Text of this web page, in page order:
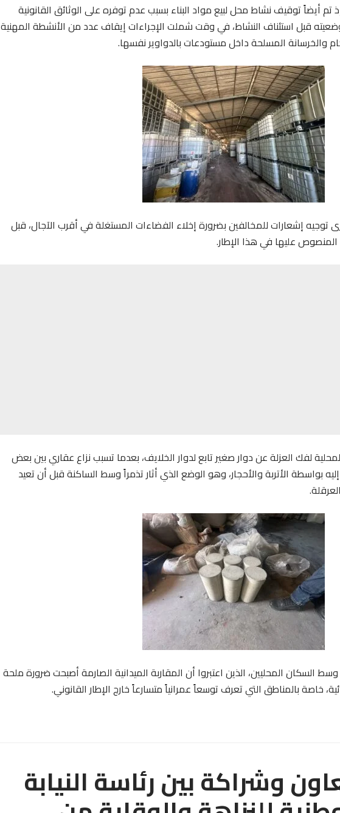
تم أيضاً توقيف نشاط محل لبيع مواد البناء بسبب عدم توفره على الوثائق القانونية
قبل استئناف النشاط، في وقت شملت الإجراءات إيقاف عدد من الأنشطة المهنية
والخرسانة المسلحة داخل مستودعات بالدواوير نفسها.
إشعارات للمخالفين بضرورة إخلاء الفضاءات المستغلة في أقرب الآجال، قبل
المنصوص عليها في هذا الإطار.
لفك العزلة عن دوار صغير تابع لدوار الخلايف، بعدما تسبب نزاع عقاري بين بعض
بواسطة الأتربة والأحجار، وهو الوضع الذي أثار تذمراً وسط الساكنة قبل أن تعيد
السكان المحليين، الذين اعتبروا أن المقاربة الميدانية الصارمة أصبحت ضرورة ملحة
خاصة بالمناطق التي تعرف توسعاً عمرانياً متسارعاً خارج الإطار القانوني.
وشراكة بين رئاسة النيابة